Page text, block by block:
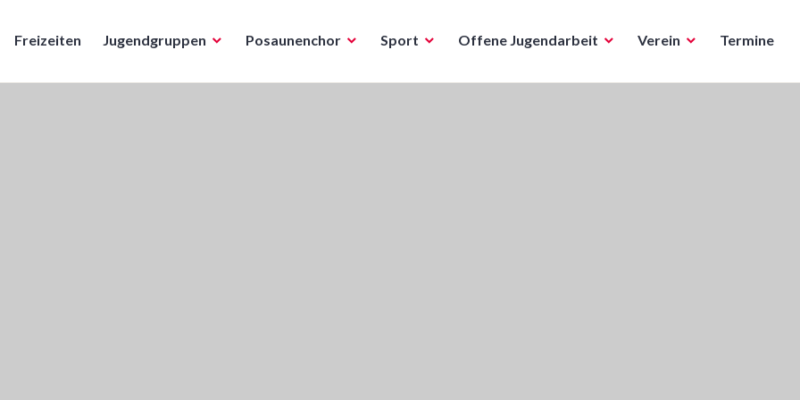
Freizeiten Jugendgruppen Posaunenchor Sport Offene Jugendarbeit Verein Termine